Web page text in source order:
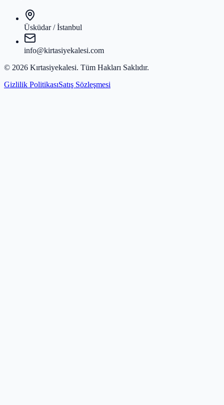
Üsküdar / İstanbul
info@kirtasiyekalesi.com
© 2026 Kırtasiyekalesi. Tüm Hakları Saklıdır.
Gizlilik PolitikasıSatış Sözleşmesi